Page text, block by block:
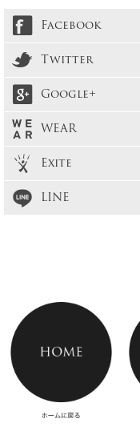
Facebook
Twitter
Google+
WEAR
Exite
LINE